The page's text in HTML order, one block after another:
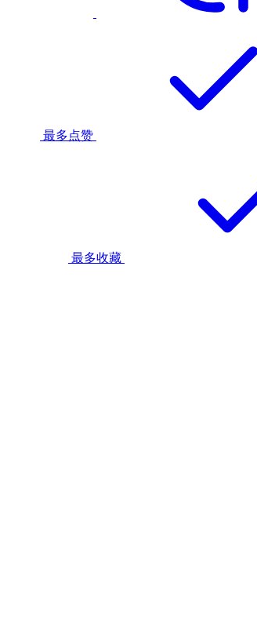
最多点赞
最多收藏